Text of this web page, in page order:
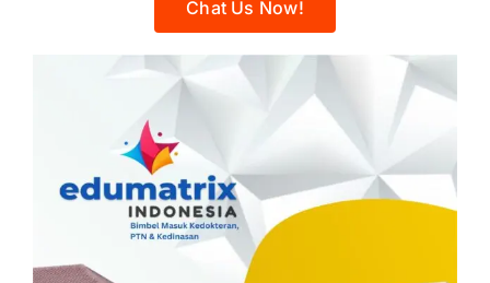
Chat Us Now!